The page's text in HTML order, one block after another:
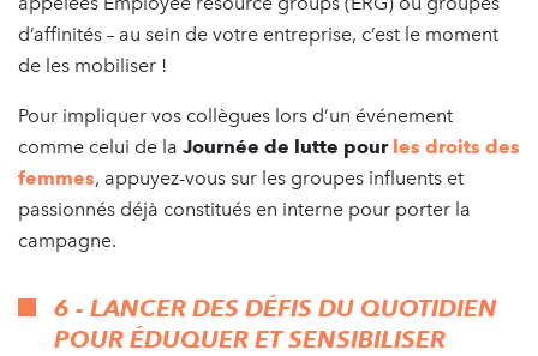
d’affinités – au sein de votre entreprise, c’est le moment
de les mobiliser !
Pour impliquer vos collègues lors d’un événement
comme celui de la Journée de lutte pour les droits des
femmes, appuyez-vous sur les groupes influents et
passionnés déjà constitués en interne pour porter la
campagne.
6 - LANCER DES DÉFIS DU QUOTIDIEN
POUR ÉDUQUER ET SENSIBILISER